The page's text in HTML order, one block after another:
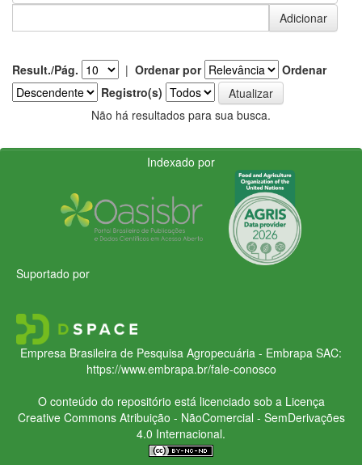
Result./Pág. | Ordenar por
Ordenar
Registro(s)
Não há resultados para sua busca.
Indexado por
Suportado por
Empresa Brasileira de Pesquisa Agropecuária - Embrapa SAC:
https://www.embrapa.br/fale-conosco
O conteúdo do repositório está licenciado sob a Licença
Creative CommonsAtribuição - NãoComercial - SemDerivações
4.0 Internacional.